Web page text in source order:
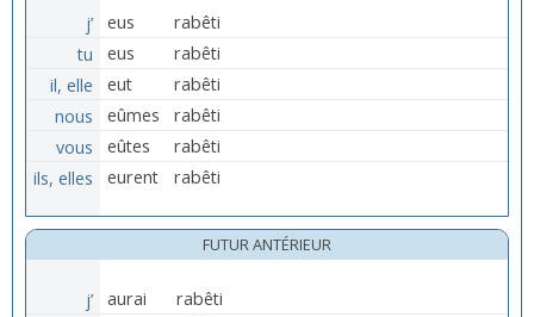
j’ eus
rabêti
tu
eus
rabêti
il, elle
eut
rabêti
nous
eûmes
rabêti
vous
eûtes
rabêti
ils, elles
eurent rabêti
FUTUR ANTÉRIEUR
j’ aurai
rabêti